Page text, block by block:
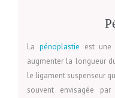
La pénoplastie est une
augmenter la longueur
le ligament suspenseur
souvent envisagée